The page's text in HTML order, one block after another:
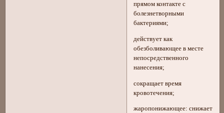
прямом контакте с
болезнетворными
бактериями;
действует как
обезболивающее в месте
непосредственного
нанесения;
сокращает время
кровотечения;
жаропонижающее: снижает